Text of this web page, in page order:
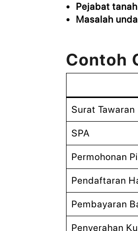
Pejabat
Masalah
Contoh
Surat Tawaran
SPA
Permohonan
Pendaftaran
Pembayaran
Penyerahan